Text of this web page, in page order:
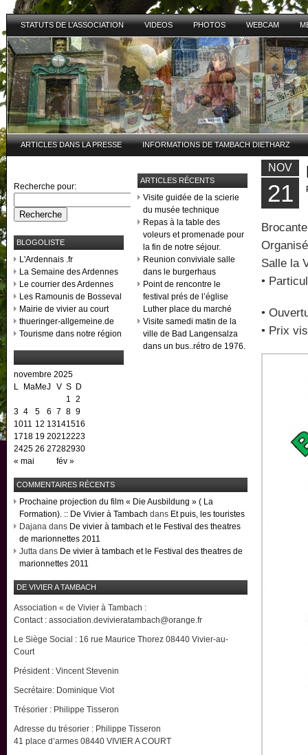
STATUTS DE L’ASSOCIATION VIDEOS PHOTOS WEBCAM
ARTICLES DANS LA PRESSE INFORMATIONS DE TAMBACH DIETHARZ
Recherche pour:
BLOGOLISTE
L'Ardennais .fr
La Semaine des Ardennes
Le courrier des Ardennes
Les Ramounis de Bosseval
Mairie de vivier au court
thueringer-allgemeine.de
Tourisme dans notre région
novembre 2025
L
MaMeJ V S D
« mai fév »
1 2
3 4 5 6 7 8 9
1011 12 13141516
1718 19 20212223
2425 26 27282930
ARTICLES RÉCENTS
Visite guidée de la scierie
du musée technique
Repas à la table des
voleurs et promenade pour
la fin de notre séjour.
Reunion conviviale salle
dans le burgerhaus
Point de rencontre le
festival prés de l’église
Luther place du marché
Visite samedi matin de la
ville de Bad Langensalza
dans un bus..rétro de 1976.
COMMENTAIRES RÉCENTS
Prochaine projection du film « Die Ausbildung » ( La
Formation). :: De Vivier à Tambach dans Et puis, les touristes
Dajana dans De vivier à tambach et le Festival des theatres
de marionnettes 2011
Jutta dans De vivier à tambach et le Festival des theatres de
marionnettes 2011
DE VIVIER A TAMBACH
Association « de Vivier à Tambach :
Contact : association.devivieratambach@orange.fr
Le Siège Social : 16 rue Maurice Thorez 08440 Vivier-au-
Court
Président : Vincent Stevenin
Secrétaire: Dominique Viot
Trésorier : Philippe Tisseron
Adresse du trésorier : Philippe Tisseron
41 place d’armes 08440 VIVIER A COURT
NOV
21
Brocante
Salle la
•
•
• Prix